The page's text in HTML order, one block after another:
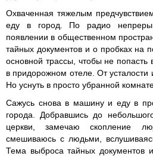
Охваченная тяжелым
еду в город. По радио
появлении в общественном
тайных документов и о пробках на
основной трассы, чтобы не попасть
в придорожном отеле. От усталости
Но уснуть в просто убранной
Сажусь снова в машину и еду в
города. Добравшись до
церкви, замечаю скопление
смешиваюсь с людьми,
Тема выброса тайных документов